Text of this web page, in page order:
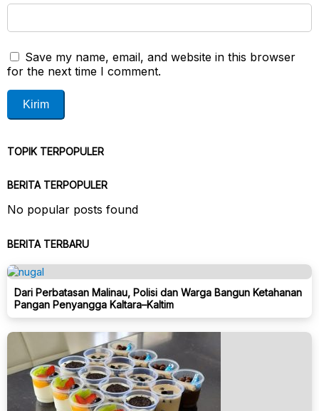
Save my name, email, and website in this browser
for the next time I comment.
TOPIK TERPOPULER
BERITA TERPOPULER
No popular posts found
BERITA TERBARU
Dari Perbatasan Malinau, Polisi dan Warga Bangun Ketahanan
Pangan Penyangga Kaltara–Kaltim